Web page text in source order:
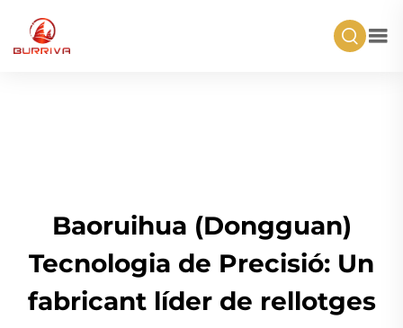
Baoruihua (Dongguan)
Tecnologia de Precisió: Un
fabricant líder de rellotges